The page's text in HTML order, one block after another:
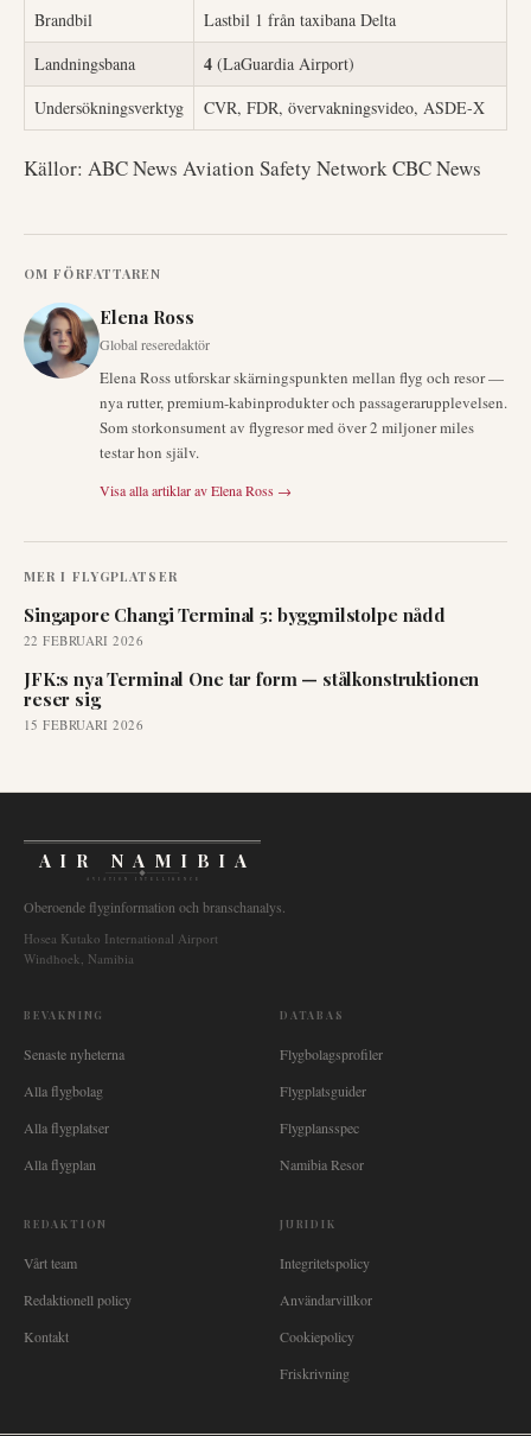
Brandbil
Lastbil 1 från taxibana Delta
Landningsbana
4 (LaGuardia Airport)
Undersökningsverktyg
CVR, FDR, övervakningsvideo, ASDE-X
Källor: ABC News Aviation Safety Network CBC News
OM FÖRFATTAREN
Elena Ross
Global reseredaktör
Elena Ross utforskar skärningspunkten mellan flyg och resor —
nya rutter, premium-kabinprodukter och passagerarupplevelsen.
Som storkonsument av flygresor med över 2 miljoner miles
testar hon själv.
Visa alla artiklar avElena Ross →
MER I FLYGPLATSER
Singapore Changi Terminal 5: byggmilstolpe nådd
22 FEBRUARI 2026
JFK:s nya Terminal One tar form — stålkonstruktionen
reser sig
15 FEBRUARI 2026
AIR NAMIBIA
AVIATION INTELLIGENCE
Oberoende flyginformation och branschanalys.
Hosea Kutako International Airport
Windhoek, Namibia
BEVAKNING
Senaste nyheterna
Alla flygbolag
Alla flygplatser
Alla flygplan
DATABAS
Flygbolagsprofiler
Flygplatsguider
Flygplansspec
Namibia Resor
REDAKTION
Vårt team
Redaktionell policy
Kontakt
JURIDIK
Integritetspolicy
Användarvillkor
Cookiepolicy
Friskrivning